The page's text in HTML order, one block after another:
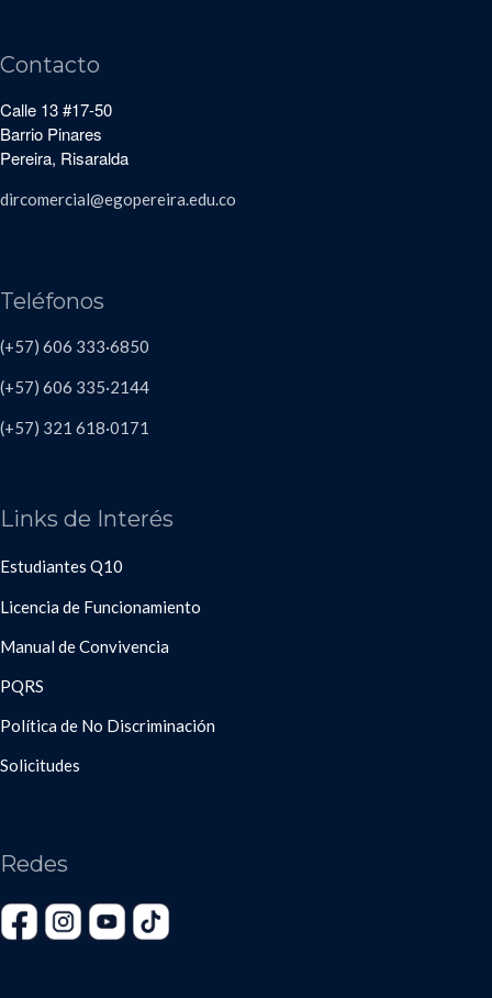
Contacto
Calle 13 #17-50
Barrio Pinares
Pereira, Risaralda
dircomercial@egopereira.edu.co
Teléfonos
(+57) 606 333·6850
(+57) 606 335·2144
(+57) 321 618·0171
Links de Interés
Estudiantes Q10
Licencia de Funcionamiento
Manual de Convivencia
PQRS
Política de No Discriminación
Solicitudes
Redes